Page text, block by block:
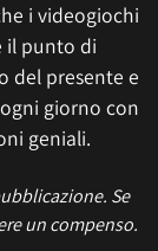
i videogiochi
il punto di
del presente e
giorno con
geniali.
Se
un compenso.